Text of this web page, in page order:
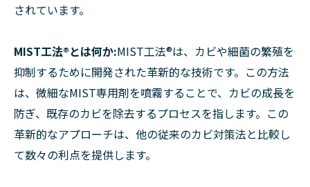
されています。
MIST工法®とは何か:MIST工法®は、カビや細菌の繁殖を
抑制するために開発された革新的な技術です。この方法
は、微細なMIST専用剤を噴霧することで、カビの成長を
防ぎ、既存のカビを除去するプロセスを指します。この
革新的なアプローチは、他の従来のカビ対策法と比較し
て数々の利点を提供します。